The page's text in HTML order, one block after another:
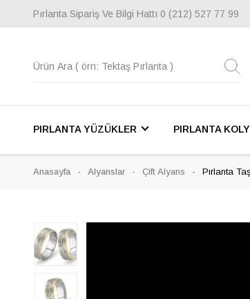
Pırlanta Sipariş Ve Bilgi Hattı 0 (212) 527 77 99
PIRLANTA YÜZÜKLER PIRLANTA
Anasayfa Alyanslar Çift Alyans Pırlanta